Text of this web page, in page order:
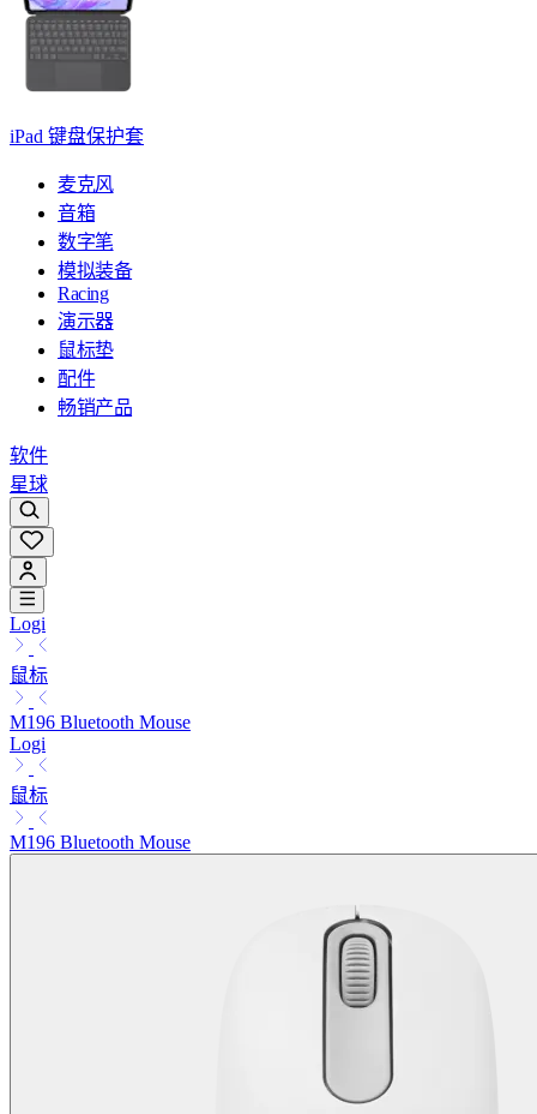
iPad 键盘保护套
麦克风
音箱
数字笔
模拟装备
Racing
演示器
鼠标垫
配件
畅销产品
软件
星球
Logi
鼠标
M196 Bluetooth Mouse
Logi
鼠标
M196 Bluetooth Mouse